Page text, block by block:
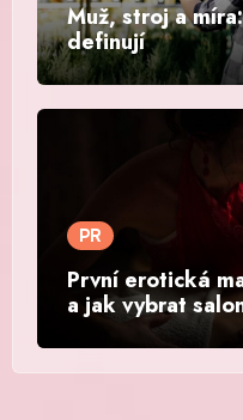
Muž, stroj a
definují
PR
První erotická
a jak vybrat